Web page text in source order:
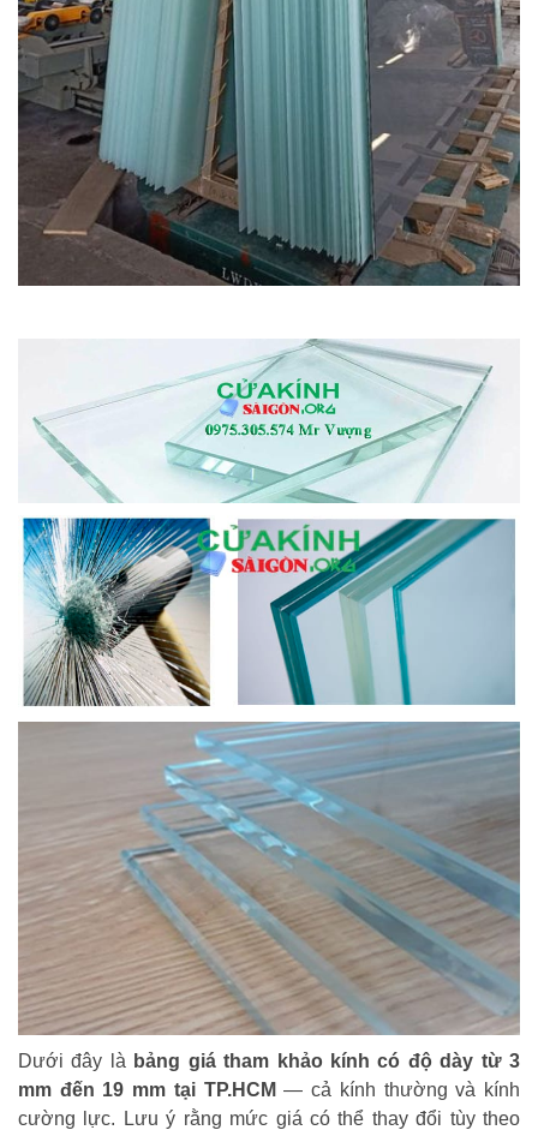
Dưới đây là bảng giá tham khảo kính có độ dày từ 3
mm đến 19 mm tại TP.HCM — cả kính thường và kính
cường lực. Lưu ý rằng mức giá có thể thay đổi tùy theo